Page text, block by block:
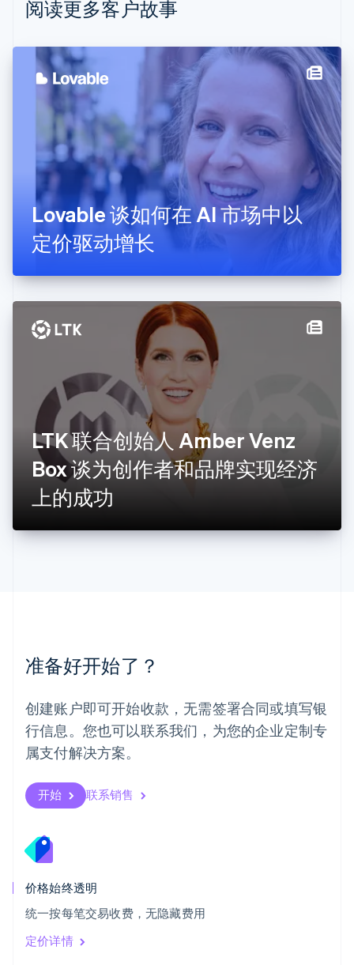
阅读更多客户故事
Lovable 谈如何在 AI 市场中以
定价驱动增长
LTK 联合创始人 Amber Venz
Box 谈为创作者和品牌实现经济
上的成功
准备好开始了？
创建账户即可开始收款，无需签署合同或填写银
行信息。您也可以联系我们，为您的企业定制专
属支付解决方案。
开始 联系销售
价格始终透明
统一按每笔交易收费，无隐藏费用
定价详情
波兰
丹麦
English
德国
Deutsch
法国
Français English
芬兰
EnglishSvenska
荷兰
Nederlands English
加拿大
Français
捷克
克罗地亚
English
立陶宛
列支敦士登
Deutsch English
卢森堡
FrançaisDeutsch English
罗马尼亚
English
马尔他
English
马来西亚
English
美国
日本
日本語English
SvenskaEnglish
瑞士
DeutschFrançais ItalianoEnglish
塞浦路斯
斯洛伐克
English
English
泰国
ไทย
希腊
English
西班牙
Español
新加坡